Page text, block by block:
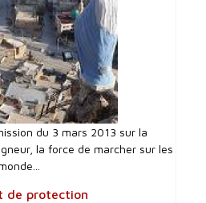
du 3 mars 2013 sur la
la force de marcher sur les
de protection